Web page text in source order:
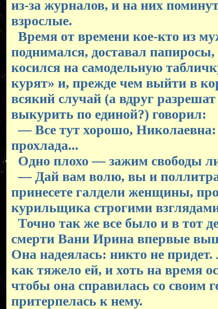
из-за журналов, и на них
взрослые.
Время от времени кое-кто из
поднимался, доставал
косился на самодельную
курят» и, прежде чем выйти в
всякий случай (а вдруг разрешат
выкурить по единой?) говорил:
— Все тут хорошо, Николаевна:
прохлада...
Одно плохо — зажим свободы
— Дай вам волю, вы и поллитра
принесете галдели женщины,
курильщика строгими
Точно так же все было и в тот
смерти Вани Ирина впервые
Она надеялась: никто не
как тяжело ей, и хоть на время
чтобы она справилась со своим
притерпелась к нему.